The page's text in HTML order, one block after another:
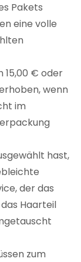
Pakets
eine volle
15,00 € oder
wenn
im
hast,
der das
Haarteil
zum